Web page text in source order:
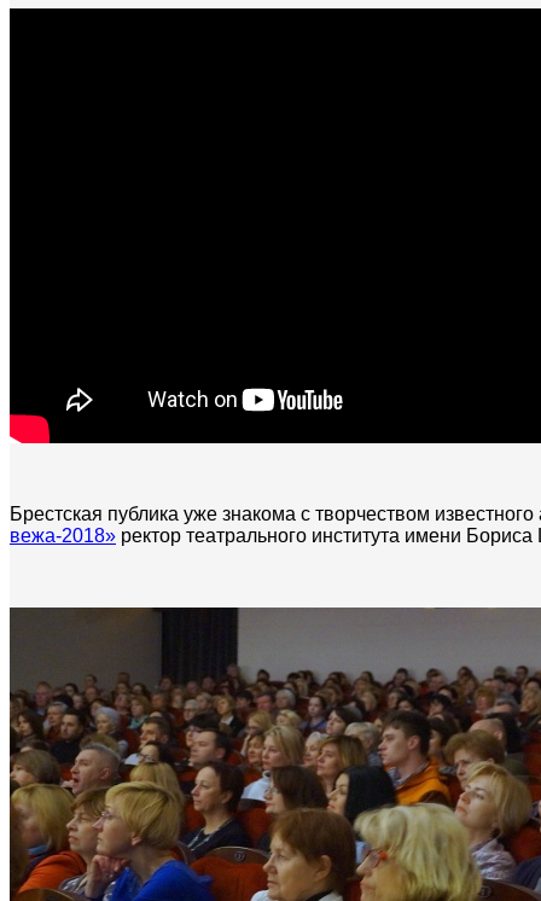
Брестская публика уже знакома с творчеством
вежа-2018» ректор театрального института имени